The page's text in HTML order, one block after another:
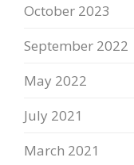
October 2023
September 2022
May 2022
July 2021
March 2021